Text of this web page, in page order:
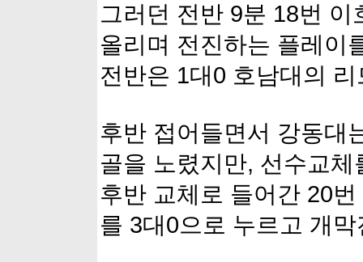
그러던 전반 9분 18번
올리며 전진하는 플레이
전반은 1대0 호남대의
후반 접어들면서 강동대
골을 노렸지만, 선수교
후반 교체로 들어간 20
를 3대0으로 누르고 개